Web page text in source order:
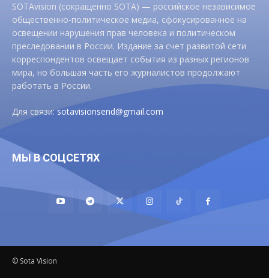
SOTAvision (сокращенно SOTA) — российское независимое
общественно-политическое медиа, сфокусированное на
освещении нарушения прав человека и политическом
преследовании в России. Издание за счет развитой сети
корреспондентов освещает события из разных регионов
мира, но большая часть его журналистов продолжают
работать в России.
Для связи:sotavisionsend@gmail.com
МЫ В СОЦСЕТЯХ
© Sota Vision